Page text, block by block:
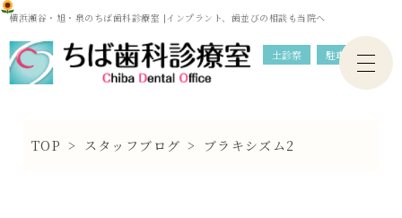
横浜瀬谷・旭・泉のちば歯科診療室 |インプラント、歯並びの相談も当院へ
土診察 駐車場
TOP > スタッフブログ > ブラキシズム2